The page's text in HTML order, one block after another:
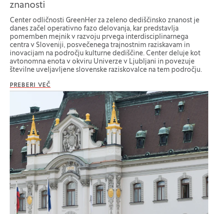
znanosti
Center odličnosti GreenHer za zeleno dediščinsko znanost je
danes začel operativno fazo delovanja, kar predstavlja
pomemben mejnik v razvoju prvega interdisciplinarnega
centra v Sloveniji, posvečenega trajnostnim raziskavam in
inovacijam na področju kulturne dediščine. Center deluje kot
avtonomna enota v okviru Univerze v Ljubljani in povezuje
številne uveljavljene slovenske raziskovalce na tem področju.
PREBERI VEČ